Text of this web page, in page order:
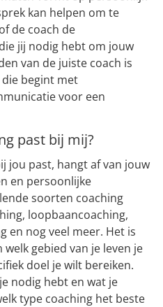
kan helpen om te
de coach de
jij nodig hebt om jouw
van de juiste coach is
begint met
voor een
past bij mij?
jou past, hangt af van jouw
en persoonlijke
soorten coaching
loopbaancoaching,
en nog veel meer. Het is
gebied van je leven je
doel je wilt bereiken.
nodig hebt en wat je
type coaching het beste